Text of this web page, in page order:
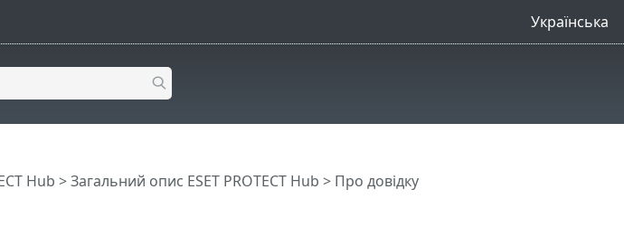
Українська
Hub >Загальний опис ESET PROTECT Hub > Про довідку